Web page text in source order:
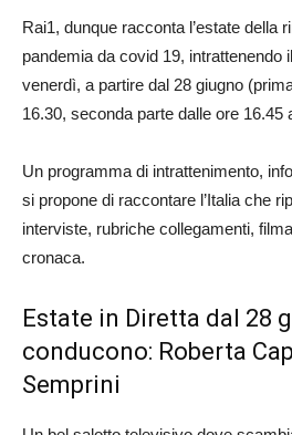
Rai1, dunque racconta l’estate della
pandemia da covid 19, intrattenendo
venerdì, a partire dal 28 giugno
16.30, seconda parte dalle ore 16.45
Un programma di intrattenimento,
si propone di raccontare l’Italia che
interviste, rubriche collegamenti,
cronaca.
Estate in Diretta dal 28
conducono: Roberta
Semprini